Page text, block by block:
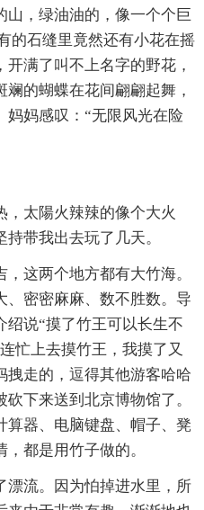
山，绿油油的，像一个个巨
的石缝里竟然还有小花在摇
满了叫不上名字的野花，
的蝴蝶在花间翩翩起舞，
妈妈感叹：“无限风光在险
，太陽火辣辣的像个大火
带我出去玩了几天。
这两个地方都有大竹海。
、密密麻麻、数不胜数。导
绍说“摸了竹王可以长生不
忙上去摸竹王，我摸了又
拽走的，逗得其他游客哈哈
下来送到北京博物馆了。
算器、电脑键盘、帽子、凳
都是用竹子做的。
漂流。因为怕掉进水里，所